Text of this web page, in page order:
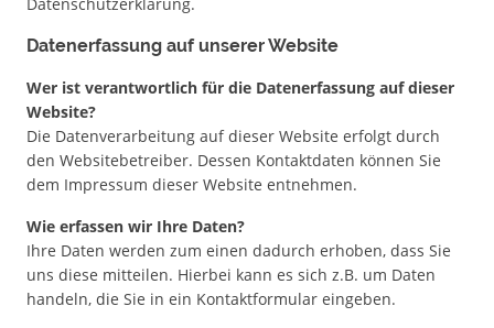
Datenerfassung auf unserer Website
Wer ist verantwortlich für die Datenerfassung auf dieser
Website?
Die Datenverarbeitung auf dieser Website erfolgt durch
den Websitebetreiber. Dessen Kontaktdaten können Sie
dem Impressum dieser Website entnehmen.
Wie erfassen wir Ihre Daten?
Ihre Daten werden zum einen dadurch erhoben, dass Sie
uns diese mitteilen. Hierbei kann es sich z.B. um Daten
handeln, die Sie in ein Kontaktformular eingeben.